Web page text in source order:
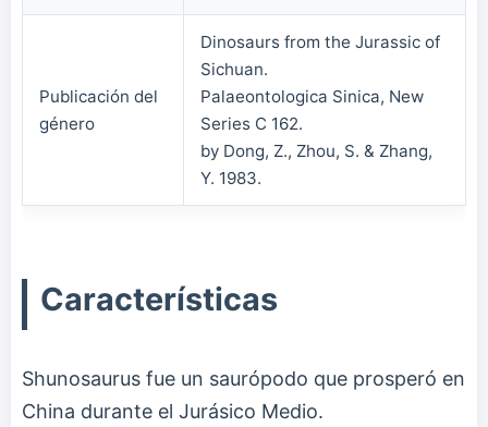
Publicación del
género
Dinosaurs from the Jurassic of
Sichuan.
Palaeontologica Sinica, New
Series C 162.
by Dong, Z., Zhou, S. & Zhang,
Y. 1983.
Características
Shunosaurus fue un saurópodo que prosperó en
China durante el Jurásico Medio.